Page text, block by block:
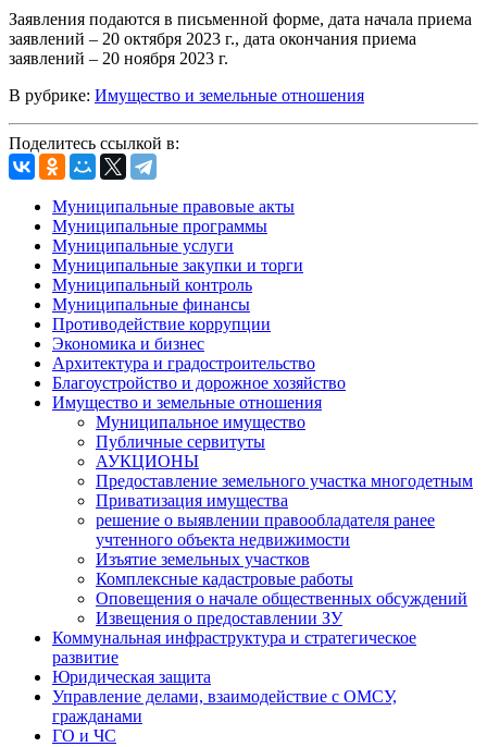
Заявления подаются в письменной форме, дата начала приема
заявлений – 20 октября 2023 г., дата окончания приема
заявлений – 20 ноября 2023 г.
В рубрике: Имущество и земельные отношения
Поделитесь ссылкой в:
Муниципальные правовые акты
Муниципальные программы
Муниципальные услуги
Муниципальные закупки и торги
Муниципальный контроль
Муниципальные финансы
Противодействие коррупции
Экономика и бизнес
Архитектура и градостроительство
Благоустройство и дорожное хозяйство
Имущество и земельные отношения
Муниципальное имущество
Публичные сервитуты
АУКЦИОНЫ
Предоставление земельного участка многодетным
Приватизация имущества
решение о выявлении правообладателя ранее
учтенного объекта недвижимости
Изъятие земельных участков
Комплексные кадастровые работы
Оповещения о начале общественных обсуждений
Извещения о предоставлении ЗУ
Коммунальная инфраструктура и стратегическое
развитие
Юридическая защита
Управление делами, взаимодействие с ОМСУ,
гражданами
ГО и ЧС